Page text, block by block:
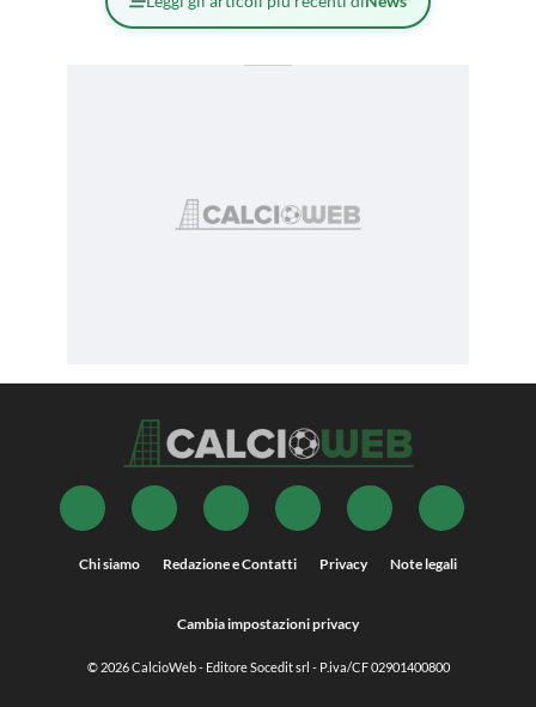
Chi siamo Redazione e Contatti Privacy Note legali
Cambia impostazioni privacy
© 2026CalcioWeb- Editore Socedit srl - P.iva/CF 02901400800